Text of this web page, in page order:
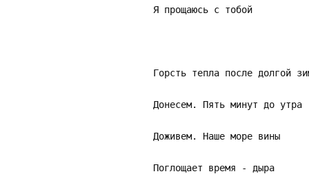
Я прощаюсь с тобой
Горсть тепла после долгой
Донесем. Пять минут до утра
Доживем. Наше море вины
Поглощает время - дыра